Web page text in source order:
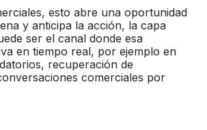
esto abre una oportunidad
y anticipa la acción, la capa
ser el canal donde esa
en tiempo real, por ejemplo en
recuperación de
comerciales por